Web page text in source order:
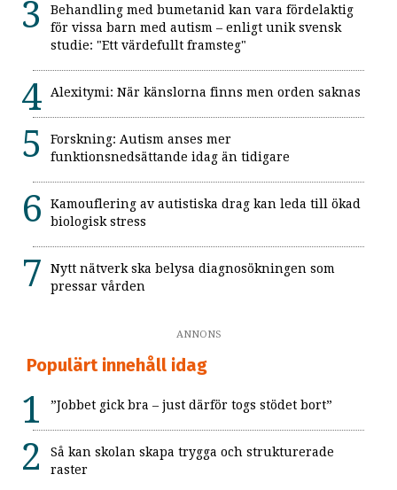
Behandling med bumetanid kan vara fördelaktig
för vissa barn med autism – enligt unik svensk
studie: "Ett värdefullt framsteg"
Alexitymi: När känslorna finns men orden saknas
Forskning: Autism anses mer
funktionsnedsättande idag än tidigare
Kamouflering av autistiska drag kan leda till ökad
biologisk stress
Nytt nätverk ska belysa diagnosökningen som
pressar vården
ANNONS
Populärt innehåll idag
”Jobbet gick bra – just därför togs stödet bort”
Så kan skolan skapa trygga och strukturerade
raster